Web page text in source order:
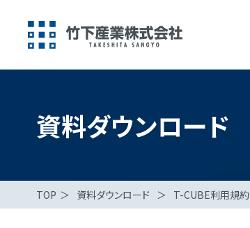
資料ダウンロード
TOP ＞ 資料ダウンロード ＞ T-CUBE利用規約